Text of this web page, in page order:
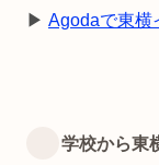
▶︎ Agodaで東横
学校から東